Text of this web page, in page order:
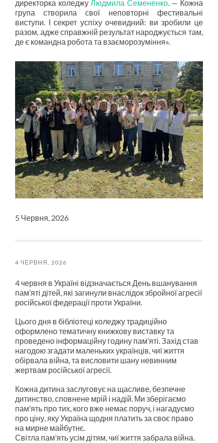
директорка коледжуЛюдмила Семененко. — Кожна
група створила свої неповторні фестивальні
виступи. І секрет успіху очевидний: ви зробили це
разом, адже справжній результат народжується там,
де є командна робота та взаєморозуміння».
5 Червня, 2026
4 ЧЕРВНЯ, 2026
4 червня в Україні відзначається День вшанування
пам’яті дітей, які загинули внаслідок збройної агресії
російської федерації проти України.
Цього дня в бібліотеці коледжу традиційно
оформлено тематичну книжкову виставку та
проведено інформаційну годину пам’яті. Захід став
нагодою згадати маленьких українців, чиї життя
обірвала війна, та висловити шану невинним
жертвам російської агресії.
Кожна дитина заслуговує на щасливе, безпечне
дитинство, сповнене мрій і надій. Ми зберігаємо
пам’ять про тих, кого вже немає поруч, і нагадуємо
про ціну, яку Україна щодня платить за своє право
на мирне майбутнє.
Світла пам’ять усім дітям, чиї життя забрала війна.